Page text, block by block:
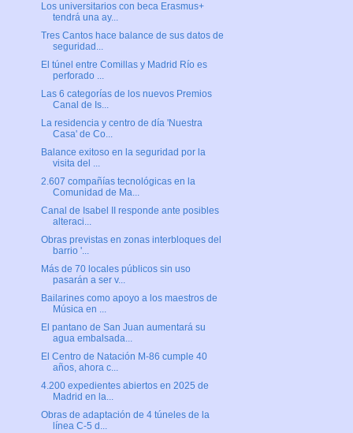
Los universitarios con beca Erasmus+
tendrá una ay...
Tres Cantos hace balance de sus datos de
seguridad...
El túnel entre Comillas y Madrid Río es
perforado ...
Las 6 categorías de los nuevos Premios
Canal de Is...
La residencia y centro de día 'Nuestra
Casa' de Co...
Balance exitoso en la seguridad por la
visita del ...
2.607 compañías tecnológicas en la
Comunidad de Ma...
Canal de Isabel II responde ante posibles
alteraci...
Obras previstas en zonas interbloques del
barrio '...
Más de 70 locales públicos sin uso
pasarán a ser v...
Bailarines como apoyo a los maestros de
Música en ...
El pantano de San Juan aumentará su
agua embalsada...
El Centro de Natación M-86 cumple 40
años, ahora c...
4.200 expedientes abiertos en 2025 de
Madrid en la...
Obras de adaptación de 4 túneles de la
línea C-5 d...